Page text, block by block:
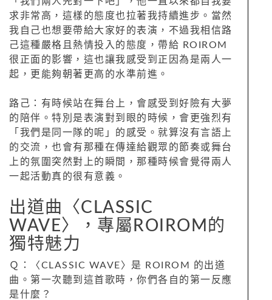
求非常高，這樣的態度也拉著我持續進步。當然
我自己也想要帶給大家好的表演，不過我相信路
己這種嚴格且熱情投入的態度，帶給 ROIROM
很正面的影響，這也讓我感受到正因為是兩人一
起，更能夠朝著更高的水準前進。
路己：有時候站在舞台上，會感受到好險有大夢
的陪伴。特別是表演對到眼的時候，會更強烈有
「我們是同一隊的呢」的感受。就算沒有言語上
的交流，也會有那種在傳達給觀眾的節奏或舞台
上的氛圍突然對上的瞬間，那種時候會覺得兩人
一起活動真的很有意義。
出道曲〈CLASSIC
WAVE〉，專屬ROIROM的
獨特魅力
Ｑ：〈CLASSIC WAVE〉是 ROIROM 的出道
曲。第一次聽到這首歌時，你們各自的第一反應
是什麼？